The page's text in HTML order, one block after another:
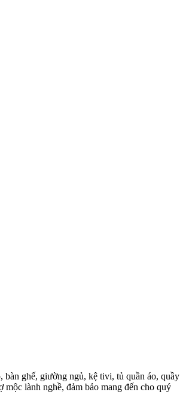
ghế, giường ngủ, kệ tivi, tủ quần áo, quầy
lành nghề, đảm bảo mang đến cho quý